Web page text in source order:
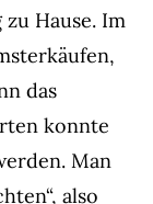
Hause. Im
das
konnte
Man
also